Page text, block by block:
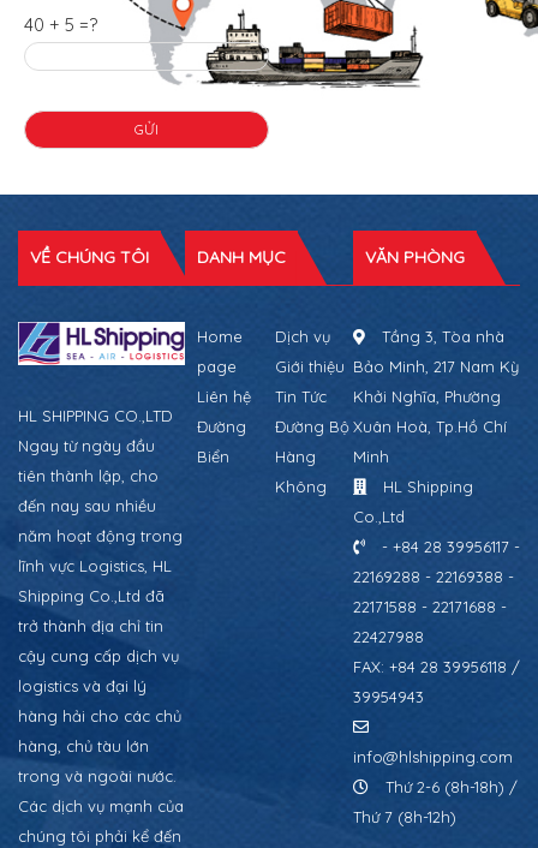
40 + 5 =?
VỀ CHÚNG TÔI
HL SHIPPING CO.,LTD
Ngay từ ngày đầu
tiên thành lập, cho
đến nay sau nhiều
năm hoạt động trong
lĩnh vực Logistics, HL
Shipping Co.,Ltd đã
trở thành địa chỉ tin
cậy cung cấp dịch vụ
logistics và đại lý
hàng hải cho các chủ
hàng, chủ tàu lớn
trong và ngoài nước.
Các dịch vụ mạnh của
chúng tôi phải kể đến
DANH MỤC
Home
page
Dịch vụ
Giới thiệu
Liên hệ
Tin Tức
Đường
Biển
Đường Bộ
Hàng
Không
VĂN PHÒNG
Tầng 3, Tòa nhà
Bảo Minh, 217 Nam Kỳ
Khởi Nghĩa, Phường
Xuân Hoà, Tp.Hồ Chí
Minh
HL Shipping
Co.,Ltd
- +84 28 39956117 -
22169288 - 22169388 -
22171588 - 22171688 -
22427988
FAX: +84 28 39956118 /
39954943
info@hlshipping.com
Thứ 2-6 (8h-18h) /
Thứ 7 (8h-12h)